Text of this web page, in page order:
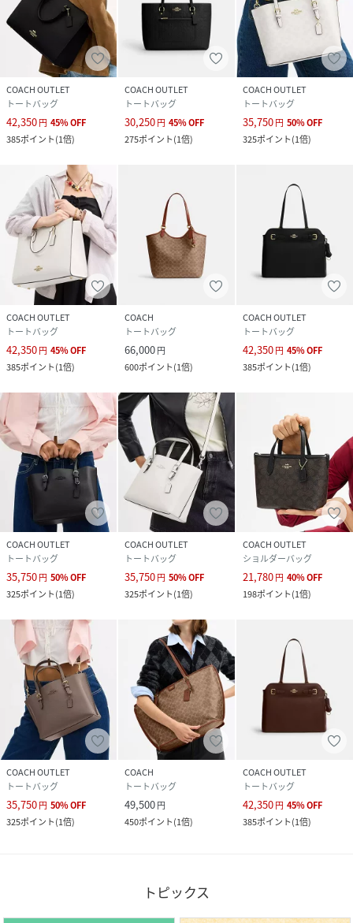
COACH OUTLET
トートバッグ
42,350円 45%OFF
385ポイント(1倍)
COACH OUTLET
トートバッグ
30,250円 45%OFF
275ポイント(1倍)
COACH OUTLET
トートバッグ
35,750円 50%OFF
325ポイント(1倍)
COACH OUTLET
トートバッグ
42,350円 45%OFF
385ポイント(1倍)
COACH
トートバッグ
66,000円
600ポイント(1倍)
COACH OUTLET
トートバッグ
42,350円 45%OFF
385ポイント(1倍)
COACH OUTLET
トートバッグ
35,750円 50%OFF
325ポイント(1倍)
COACH OUTLET
トートバッグ
35,750円 50%OFF
325ポイント(1倍)
COACH OUTLET
ショルダーバッグ
21,780円 40%OFF
198ポイント(1倍)
COACH OUTLET
トートバッグ
35,750円 50%OFF
325ポイント(1倍)
COACH
トートバッグ
49,500円
450ポイント(1倍)
COACH OUTLET
トートバッグ
42,350円 45%OFF
385ポイント(1倍)
トピックス